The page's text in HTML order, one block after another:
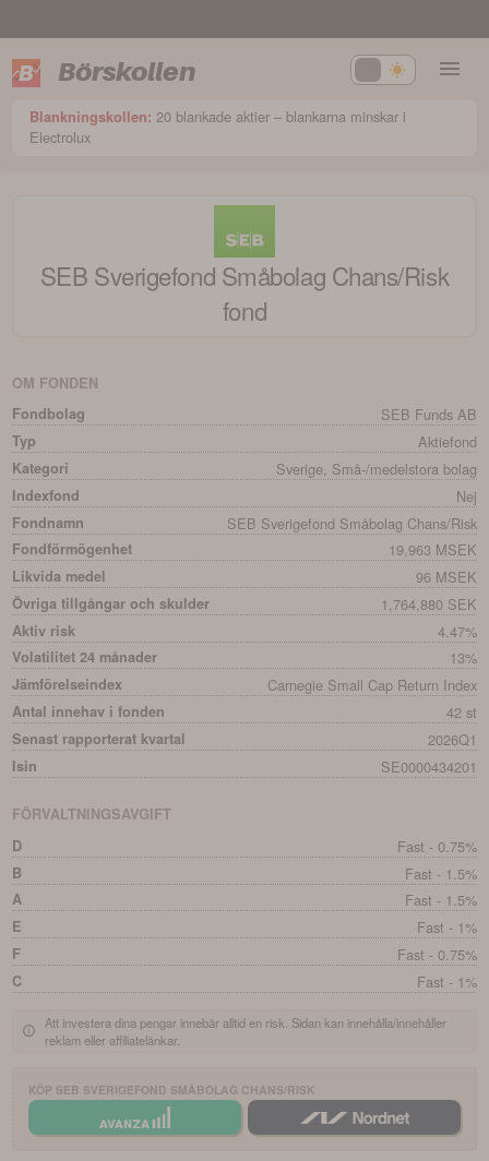
Börskollen
Blankningskollen: 20 blankade aktier – blankarna minskar i
Electrolux
SEB Sverigefond Småbolag Chans/Risk
fond
OM FONDEN
Fondbolag
SEB Funds AB
Typ Aktiefond
Kategori Sverige, Små-/medelstora bolag
Indexfond Nej
Fondnamn SEB Sverigefond Småbolag Chans/Risk
Fondförmögenhet 19,963 MSEK
Likvida medel 96 MSEK
Övriga tillgångar och skulder 1,764,880 SEK
Aktiv risk 4.47%
Volatilitet 24 månader 13%
Jämförelseindex Carnegie Small Cap Return Index
Antal innehav i fonden 42 st
Senast rapporterat kvartal 2026Q1
Isin SE0000434201
FÖRVALTNINGSAVGIFT
D
Fast - 0.75%
B Fast - 1.5%
A Fast - 1.5%
E Fast - 1%
F Fast - 0.75%
C Fast - 1%
Att investera dina pengar innebär alltid en risk. Sidan kan innehålla/innehåller
reklam eller affiliatelänkar.
KÖP SEB SVERIGEFOND SMÅBOLAG CHANS/RISK